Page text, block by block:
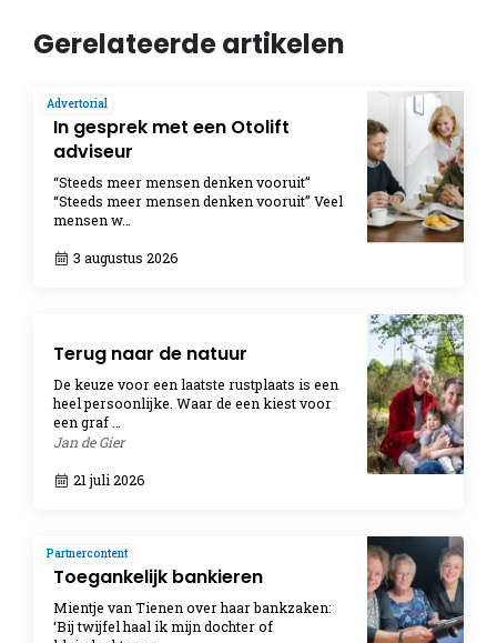
Gerelateerde artikelen
In gesprek met een Otolift
adviseur
“Steeds meer mensen denken vooruit”
“Steeds meer mensen denken vooruit” Veel
mensen w…
3 augustus 2026
Advertorial
Terug naar de natuur
De keuze voor een laatste rustplaats is een
heel persoonlijke. Waar de een kiest voor
een graf …
Jan de Gier
21 juli 2026
Toegankelijk bankieren
Mientje van Tienen over haar bankzaken:
‘Bij twijfel haal ik mijn dochter of
Partnercontent